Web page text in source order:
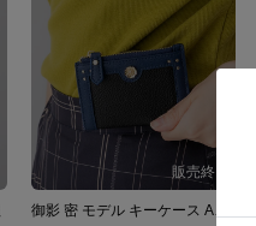
御影 密 モデル キーケース A3! 冬組